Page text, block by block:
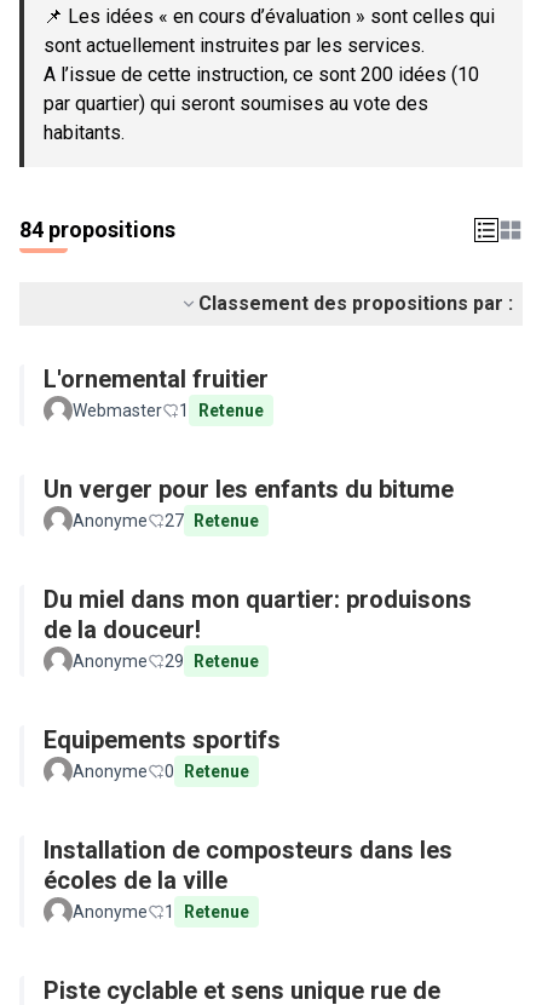
📌 Les idées « en cours d’évaluation » sont celles qui
sont actuellement instruites par les services.
A l’issue de cette instruction, ce sont 200 idées (10
par quartier) qui seront soumises au vote des
habitants.
84 propositions
Classement des propositions par :
L'ornemental fruitier
Webmaster 1 Retenue
Un verger pour les enfants du bitume
Anonyme 27 Retenue
Du miel dans mon quartier: produisons
de la douceur!
Anonyme 29 Retenue
Equipements sportifs
Anonyme 0 Retenue
Installation de composteurs dans les
écoles de la ville
Anonyme 1 Retenue
Piste cyclable et sens unique rue de